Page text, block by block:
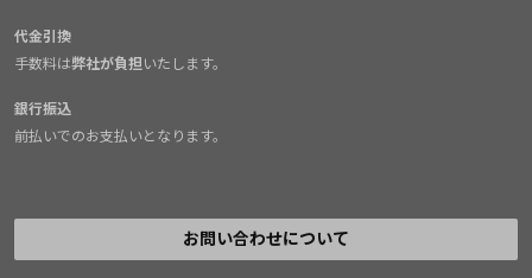
代金引換
手数料は弊社が負担いたします。
銀行振込
前払いでのお支払いとなります。
お問い合わせについて